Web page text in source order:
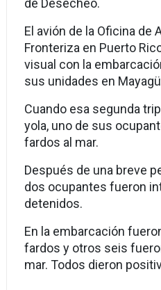
de Desecheo.
El avión de la Oficina de
Fronteriza en Puerto
visual con la
sus unidades en
Cuando esa segunda
yola, uno de sus
fardos al mar.
Después de una breve
dos ocupantes fueron
detenidos.
En la embarcación
fardos y otros seis
mar. Todos dieron